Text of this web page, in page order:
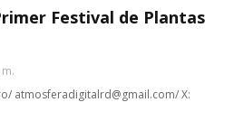
Festival de Plantas
atmosferadigitalrd@gmail.com/ X: